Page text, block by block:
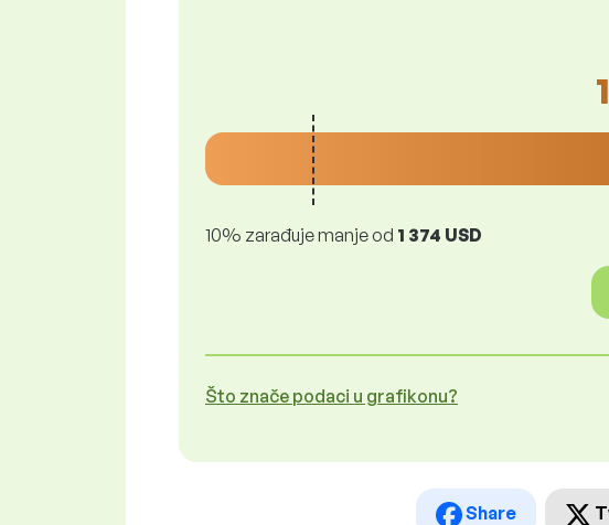
10% zarađuje manje od 1 374 USD
Što znače podaci u grafikonu?
Share